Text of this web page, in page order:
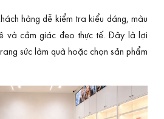
hàng dễ kiểm tra kiểu dáng, màu
và cảm giác đeo thực tế. Đây là lợi
sức làm quà hoặc chọn sản phẩm